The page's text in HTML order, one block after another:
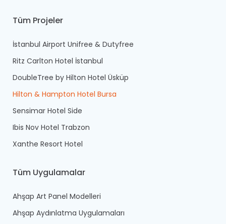
Tüm Projeler
İstanbul Airport Unifree & Dutyfree
Ritz Carlton Hotel İstanbul
DoubleTree by Hilton Hotel Üsküp
Hilton & Hampton Hotel Bursa
Sensimar Hotel Side
Ibis Nov Hotel Trabzon
Xanthe Resort Hotel
Tüm Uygulamalar
Ahşap Art Panel Modelleri
Ahşap Aydınlatma Uygulamaları